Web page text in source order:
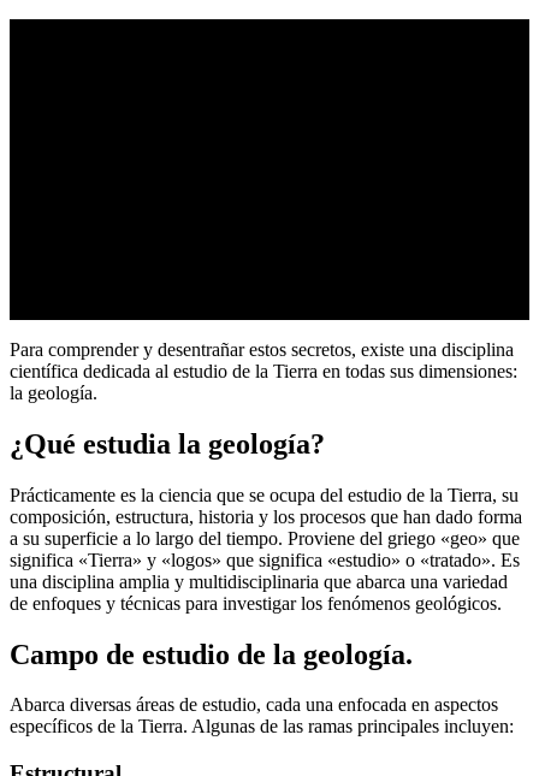
Para comprender y desentrañar estos secretos, existe una disciplina
científica dedicada al estudio de la Tierra en todas sus dimensiones:
la geología.
¿Qué estudia la geología?
Prácticamente es la ciencia que se ocupa del estudio de la Tierra, su
composición, estructura, historia y los procesos que han dado forma
a su superficie a lo largo del tiempo. Proviene del griego «geo» que
significa «Tierra» y «logos» que significa «estudio» o «tratado». Es
una disciplina amplia y multidisciplinaria que abarca una variedad
de enfoques y técnicas para investigar los fenómenos geológicos.
Campo de estudio de la geología.
Abarca diversas áreas de estudio, cada una enfocada en aspectos
específicos de la Tierra. Algunas de las ramas principales incluyen: